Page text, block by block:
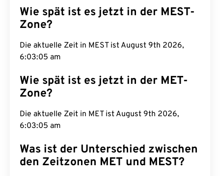
Wie spät ist es jetzt in der MEST-
Zone?
Die aktuelle Zeit in MEST ist August 9th 2026,
6:03:06 am
Wie spät ist es jetzt in der MET-
Zone?
Die aktuelle Zeit in MET ist August 9th 2026,
6:03:06 am
Was ist der Unterschied zwischen
den Zeitzonen MET und MEST?